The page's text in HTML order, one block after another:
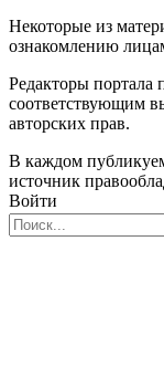
Некоторые из
ознакомлению
Редакторы портала
соответствующим
авторских прав.
В каждом
источник
Войти